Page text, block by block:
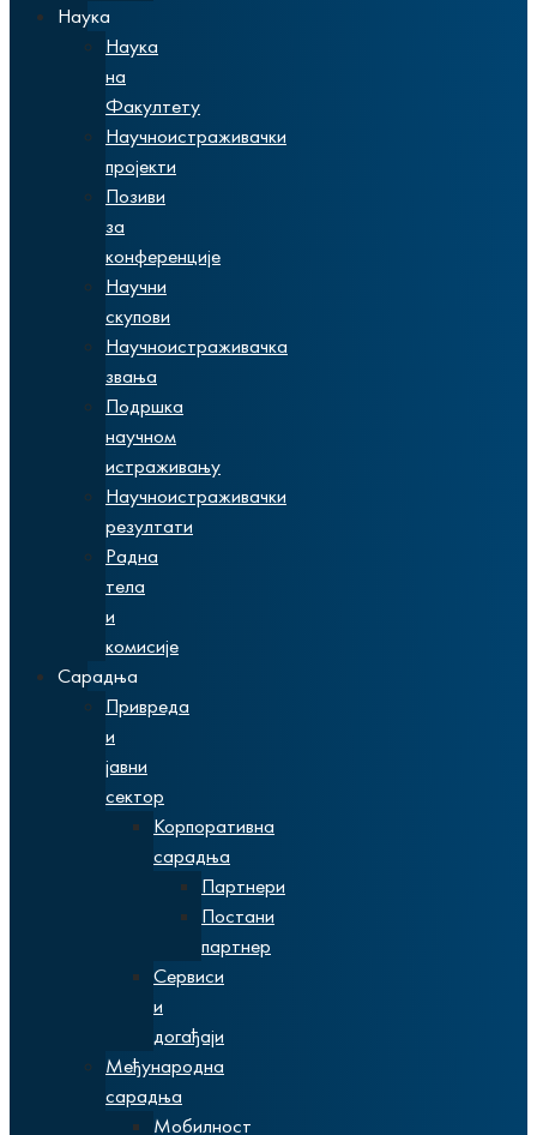
Наука
Наука
на
Факултету
Научноистраживачки
пројекти
Позиви
за
конференције
Научни
скупови
Научноистраживачка
звања
Подршка
научном
истраживању
Научноистраживачки
резултати
Радна
тела
и
комисије
Сарадња
Привреда
и
јавни
сектор
Корпоративна
сарадња
Партнери
Постани
партнер
Сервиси
и
догађаји
Међународна
сарадња
Мобилност